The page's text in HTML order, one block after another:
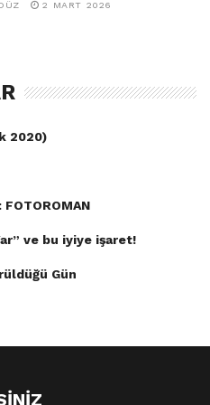
198
Araştırmaları Dergisi,
2 MART 2026
2020)
ve bu iyiye işaret!
Gün